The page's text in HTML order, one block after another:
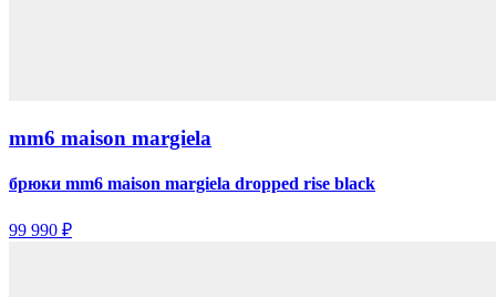
mm6 maison margiela
брюки mm6 maison margiela dropped rise black
99 990 ₽